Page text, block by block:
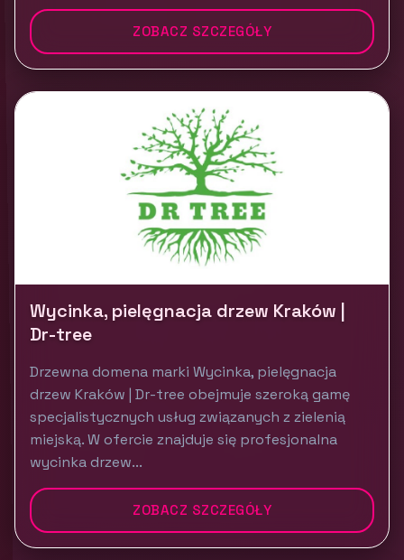
ZOBACZ SZCZEGÓŁY
Wycinka, pielęgnacja drzew Kraków |
Dr-tree
Drzewna domena marki Wycinka, pielęgnacja
drzew Kraków | Dr-tree obejmuje szeroką gamę
specjalistycznych usług związanych z zielenią
miejską. W ofercie znajduje się profesjonalna
wycinka drzew...
ZOBACZ SZCZEGÓŁY